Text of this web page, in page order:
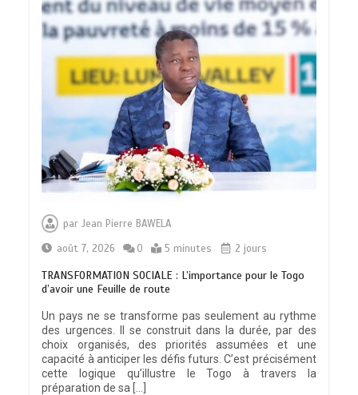
parJean Pierre BAWELA
août 7, 2026
0 5 minutes 2 jours
TRANSFORMATION SOCIALE : L’importance pour le Togo
d’avoir une Feuille de route
Un pays ne se transforme pas seulement au rythme
des urgences. Il se construit dans la durée, par des
choix organisés, des priorités assumées et une
capacité à anticiper les défis futurs. C’est précisément
cette logique qu’illustre le Togo à travers la
préparation de sa […]